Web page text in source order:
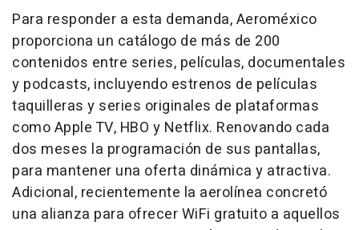
Para responder a esta demanda, Aeroméxico
proporciona un catálogo de más de 200
contenidos entre series, películas, documentales
y podcasts, incluyendo estrenos de películas
taquilleras y series originales de plataformas
como Apple TV, HBO y Netflix. Renovando cada
dos meses la programación de sus pantallas,
para mantener una oferta dinámica y atractiva.
Adicional, recientemente la aerolínea concretó
una alianza para ofrecer WiFi gratuito a aquellos